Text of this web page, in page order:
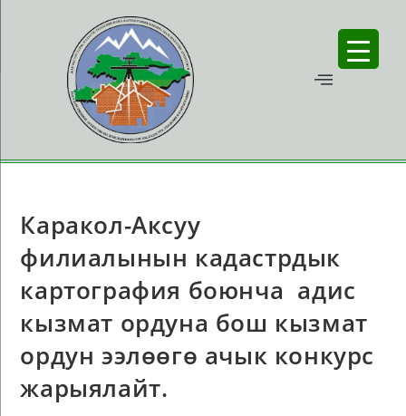
Каракол-Аксуу
филиалынын кадастрдык
картография боюнча адис
кызмат ордуна бош кызмат
ордун ээлөөгө ачык конкурс
жарыялайт.